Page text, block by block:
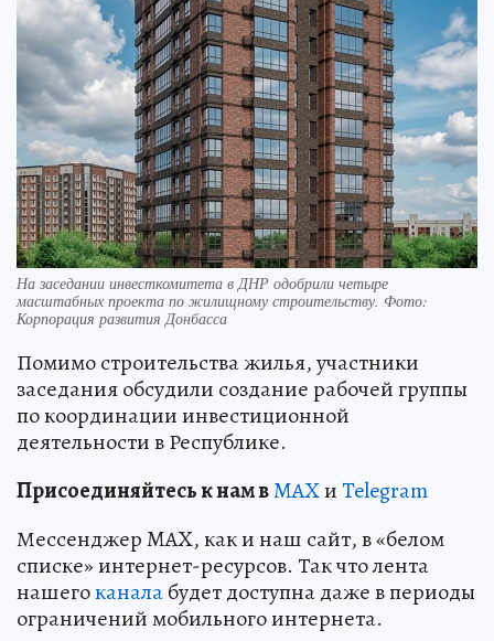
На заседании инвесткомитета в ДНР одобрили четыре
масштабных проекта по жилищному строительству. Фото:
Корпорация развития Донбасса
Помимо строительства жилья, участники
заседания обсудили создание рабочей группы
по координации инвестиционной
деятельности в Республике.
Присоединяйтесь к нам вMAXиTelegram
Мессенджер MAX, как и наш сайт, в «белом
списке» интернет-ресурсов. Так что лента
нашегоканалабудет доступна даже в периоды
ограничений мобильного интернета.